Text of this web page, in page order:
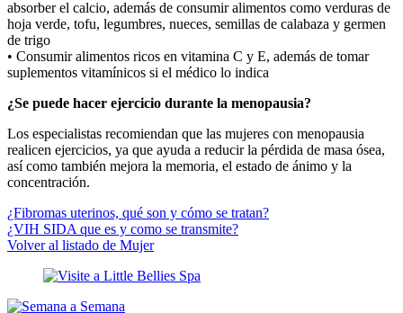
absorber el calcio, además de consumir alimentos como verduras de
hoja verde, tofu, legumbres, nueces, semillas de calabaza y germen
de trigo
• Consumir alimentos ricos en vitamina C y E, además de tomar
suplementos vitamínicos si el médico lo indica
¿Se puede hacer ejercicio durante la menopausia?
Los especialistas recomiendan que las mujeres con menopausia
realicen ejercicios, ya que ayuda a reducir la pérdida de masa ósea,
así como también mejora la memoria, el estado de ánimo y la
concentración.
¿Fibromas uterinos, qué son y cómo se tratan?
¿VIH SIDA que es y como se transmite?
Volver al listado de Mujer